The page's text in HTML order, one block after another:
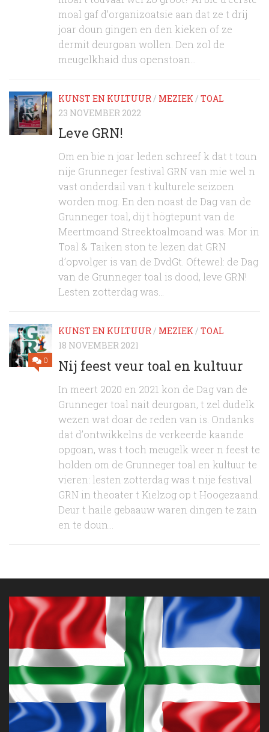
moal gaf d’organizoatsie aan dat ze t drij
joar doun gingen en den kieken of ze
dermit deurgoan wollen. Den zol de
meugelkhaid dus openstoan...
KUNST EN KULTUUR/ MEZIEK / TOAL
23 NOVEMBER 2022
Leve GRN!
Om en bie n joar leden schreef k dat t toun
nije Grunneger festival GRN van mie wel n
vast onderdail van t kulturele seizoen
worden mog. En den noast de Dag van de
Grunneger toal, dij t högtepunt van de
Meertmoand Streektoalmoand was. Mor in
Toal & Taiken ston te lezen dat GRN
d’opvolger is van de DvdGt. Oftewel: de Dag
van de Grunneger toal is dood, leve GRN!
Lesten zotterdag was...
0
KUNST EN KULTUUR/ MEZIEK / TOAL
18 NOVEMBER 2021
Nij feest veur toal en kultuur
In meert 2020 en 2021 kon de Dag van de
Grunneger toal nait deurgoan, t zel dudelk
wezen wat doar de reden van is. Ondanks
dat d’ontwikkelns de verkeerde kaande
opgoan, was t toch meugelk weer n feest te
holden om de Grunneger toal en kultuur te
vieren: lesten zotterdag was t nije festival
GRN in theoater t Kielzog op t Hoogezaand.
Deur t haile gebaauw waren dingen te zain
en te doun...